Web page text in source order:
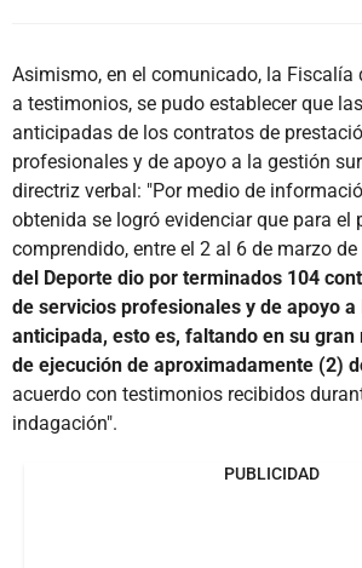
Asimismo, en el comunicado, la Fiscalía
a testimonios, se pudo establecer que
anticipadas de los contratos de
profesionales y de apoyo a la gestión
directriz verbal: "Por medio de
obtenida se logró evidenciar que para el
comprendido, entre el 2 al 6 de marzo de
del Deporte dio por terminados 104
de servicios profesionales y de apoyo
anticipada, esto es, faltando en su
de ejecución de aproximadamente (2)
acuerdo con testimonios recibidos
indagación".
PUBLICIDAD